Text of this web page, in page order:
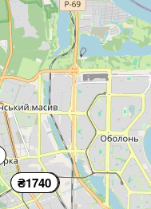
₴1500
₴1536
₴1740
₴1740